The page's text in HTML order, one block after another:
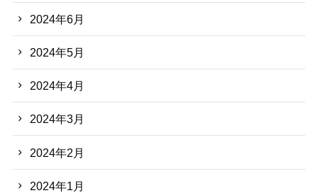
2024年6月
2024年5月
2024年4月
2024年3月
2024年2月
2024年1月